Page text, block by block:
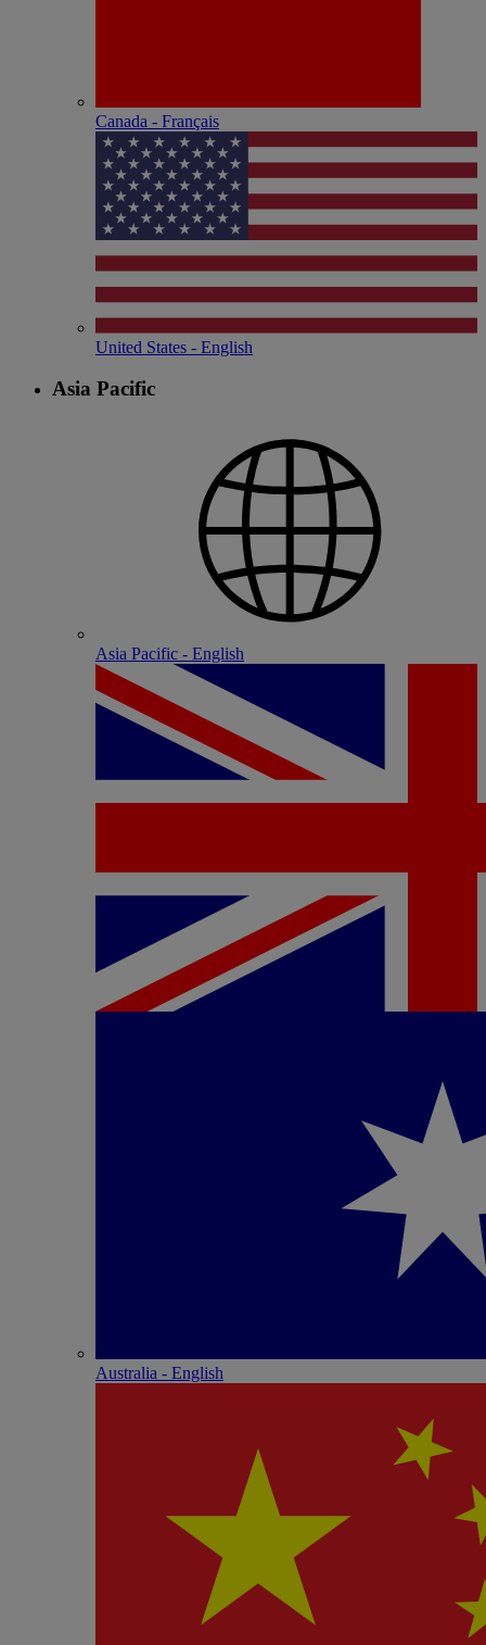
Canada - Français
United States - English
Asia Pacific
Asia Pacific - English
Australia - English